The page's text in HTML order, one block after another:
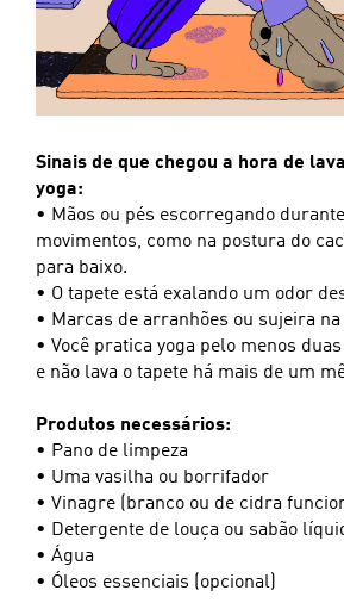
Sinais de que chegou a hora de
yoga:
• Mãos ou pés escorregando
movimentos, como na postura do
para baixo.
• O tapete está exalando um odor
• Marcas de arranhões ou sujeira
• Você pratica yoga pelo menos
e não lava o tapete há mais de um
Produtos necessários:
• Pano de limpeza
• Uma vasilha ou borrifador
• Vinagre (branco ou de cidra
• Detergente de louça ou sabão
• Água
• Óleos essenciais (opcional)